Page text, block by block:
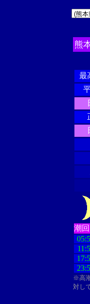
熊
最
潮回
※高
対し